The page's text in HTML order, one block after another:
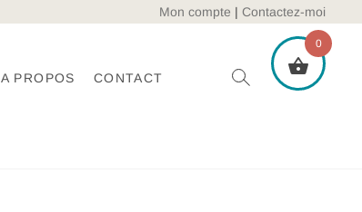
Mon compte | Contactez-moi
A PROPOS CONTACT
0